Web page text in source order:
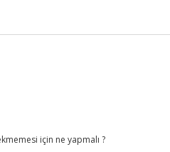
için ne yapmalı ?